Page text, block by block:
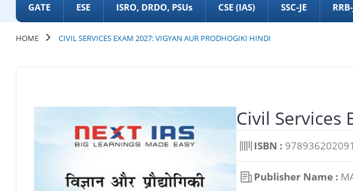
GATE ESE ISRO, DRDO, PSUs CSE (IAS) SSC-JE
HOME CIVIL SERVICES EXAM 2027: VIGYAN AUR PRODHOGIKI HINDI
Civil Services
ISBN :
Publisher Name :